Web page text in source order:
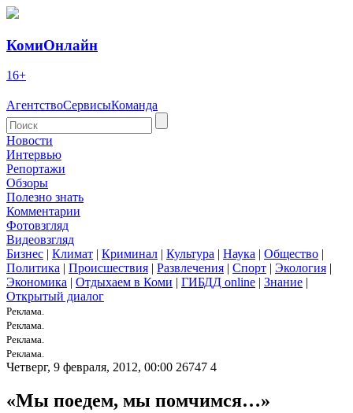
КомиОнлайн
16+
АгентствоСервисыКоманда
Новости
Интервью
Репортажи
Обзоры
Полезно знать
Комментарии
Фотовзгляд
Видеовзгляд
Бизнес | Климат | Криминал | Культура | Наука | Общество |
Политика | Происшествия | Развлечения | Спорт | Экология |
Экономика | Отдыхаем в Коми | ГИБДД online | Знание |
Открытый диалог
Реклама.
Реклама.
Реклама.
Реклама.
Четверг, 9 февраля, 2012, 00:00 26747 4
«Мы поедем, мы помчимся…»